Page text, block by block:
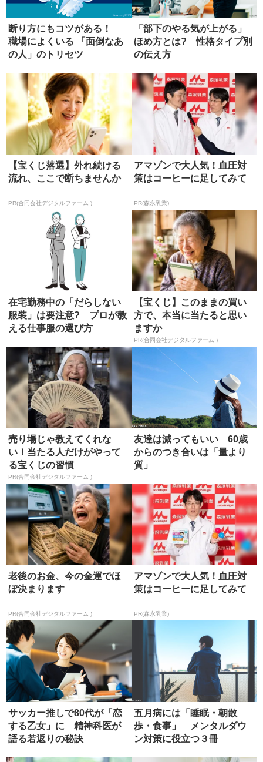
断り方にもコツがある！
職場によくいる 「面倒なあ
の人」のトリセツ
「部下のやる気が上がる」
ほめ方とは? 性格タイプ別
の伝え方
【宝くじ落選】外れ続ける
流れ、ここで断ちませんか
PR(合同会社デジタルファーム )
アマゾンで大人気！血圧対
策はコーヒーに足してみて
PR(森永乳業)
在宅勤務中の「だらしない
服装」は要注意? プロが教
える仕事服の選び方
【宝くじ】このままの買い
方で、本当に当たると思い
ますか
PR(合同会社デジタルファーム )
売り場じゃ教えてくれな
い！当たる人だけがやって
る宝くじの習慣
PR(合同会社デジタルファーム )
友達は減ってもいい 60歳
からのつき合いは「量より
質」
老後のお金、今の金運でほ
ぼ決まります
PR(合同会社デジタルファーム )
アマゾンで大人気！血圧対
策はコーヒーに足してみて
PR(森永乳業)
サッカー推しで80代が「恋
する乙女」に 精神科医が
語る若返りの秘訣
五月病には「睡眠・朝散
歩・食事」 メンタルダウ
ン対策に役立つ３冊